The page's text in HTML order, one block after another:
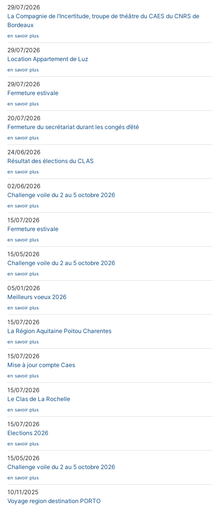
29/07/2026
La Compagnie de l’Incertitude, troupe de théâtre du CAES du CNRS de
Bordeaux
en savoir plus
29/07/2026
Location Appartement de Luz
en savoir plus
29/07/2026
Fermeture estivale
en savoir plus
20/07/2026
Fermeture du secrétariat durant les congés d’été
en savoir plus
24/06/2026
Résultat des élections du CLAS
en savoir plus
02/06/2026
Challenge voile du 2 au 5 octobre 2026
en savoir plus
15/07/2026
Fermeture estivale
en savoir plus
15/05/2026
Challenge voile du 2 au 5 octobre 2026
en savoir plus
05/01/2026
Meilleurs voeux 2026
en savoir plus
15/07/2026
La Région Aquitaine Poitou Charentes
en savoir plus
15/07/2026
Mise à jour compte Caes
en savoir plus
15/07/2026
Le Clas de La Rochelle
en savoir plus
15/07/2026
Elections 2026
en savoir plus
15/05/2026
Challenge voile du 2 au 5 octobre 2026
en savoir plus
10/11/2025
Voyage region destination PORTO